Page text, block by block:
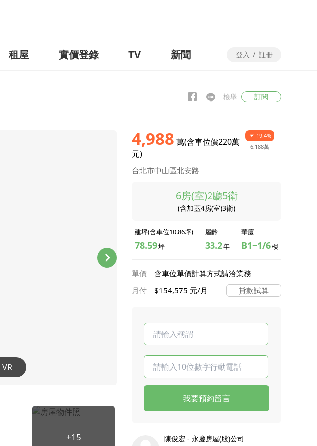
租屋 實價登錄 TV 新聞 登入 / 註冊
檢舉 訂閱
VR
+15
4,988 萬(含車位價220萬
元)
19.4%
6,188萬
台北市中山區北安路
6房(室)2廳5衛
(含加蓋4房(室)3衛)
建坪(含車位10.86坪)
78.59坪
屋齡
33.2年
華廈
B1~1/6樓
單價
含車位單價計算方式請洽業務
月付
$154,575 元/月 貸款試算
我要預約留言
陳俊宏 - 永慶房屋(股)公司